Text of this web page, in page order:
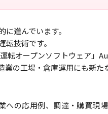
進んでいます。
技術です。
転オープンソフトウェア」
の工場・倉庫運用にも新た
の応用例、調達・購買現